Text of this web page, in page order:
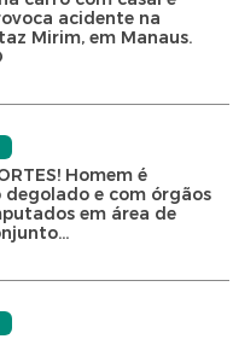
acidente na
Mirim, em Manaus.
Homem é
e com órgãos
em área de